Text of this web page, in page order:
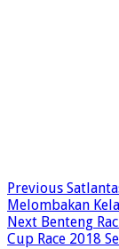
Previous
Melombakan
Next Benteng
Cup Race 2018